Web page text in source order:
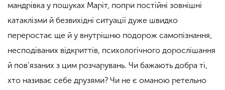
мандрівка у пошуках Маріт, попри постійні зовнішні
катаклізми й безвихідні ситуації дуже швидко
переростає ще й у внутрішню подорож самопізнання,
несподіваних відкриттів, психологічного дорослішання
й пов’язаних з цим розчарувань. Чи бажають добра ті,
хто називає себе друзями? Чи не є оманою ретельно